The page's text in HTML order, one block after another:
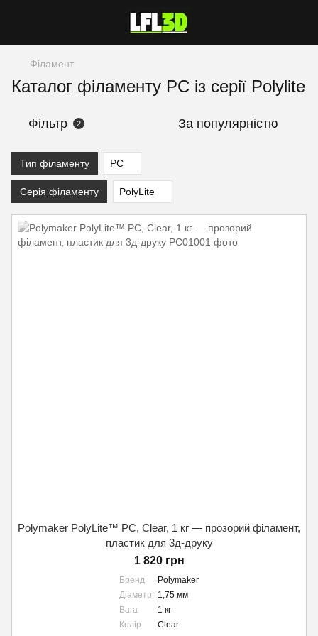
Філамент
Каталог філаменту PC із серії Polylite
Фільтр 2 За популярністю
Тип філаменту PC
Серія філаменту PolyLite
Polymaker PolyLite™ PC, Clear, 1 кг — прозорий філамент,
пластик для 3д-друку
1 820 грн
Бренд
Polymaker
Діаметр
1,75 мм
Вага
1 кг
Колір
Clear